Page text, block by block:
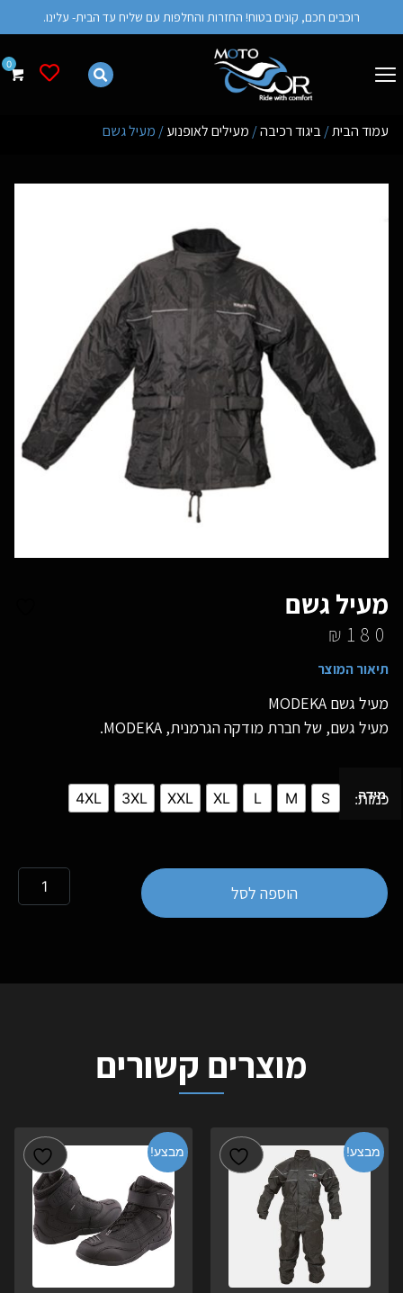
רוכבים חכם, קונים בטוח! החזרות והחלפות עם שליח עד הבית- עלינו.
רשימת
עמוד הבית/ביגוד רכיבה/ מעילים לאופנוע/ מעיל גשם
מעיל גשם
₪ 180
תיאור המוצר
מעיל גשם MODEKA
מעיל גשם, של חברת מודקה הגרמנית, MODEKA.
מידה S
M
L
XL
XXL
3XL
4XL
הוספה לסל
מוצרים קשורים
מבצע! מבצע!